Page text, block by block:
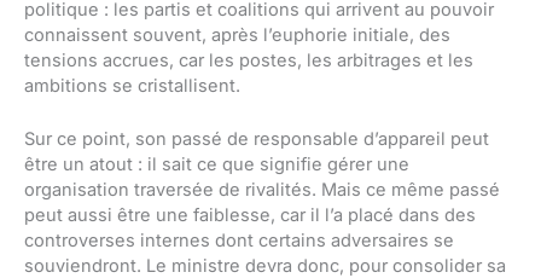
politique : les partis et coalitions qui arrivent au pouvoir
connaissent souvent, après l’euphorie initiale, des
tensions accrues, car les postes, les arbitrages et les
ambitions se cristallisent.
Sur ce point, son passé de responsable d’appareil peut
être un atout : il sait ce que signifie gérer une
organisation traversée de rivalités. Mais ce même passé
peut aussi être une faiblesse, car il l’a placé dans des
controverses internes dont certains adversaires se
souviendront. Le ministre devra donc, pour consolider sa